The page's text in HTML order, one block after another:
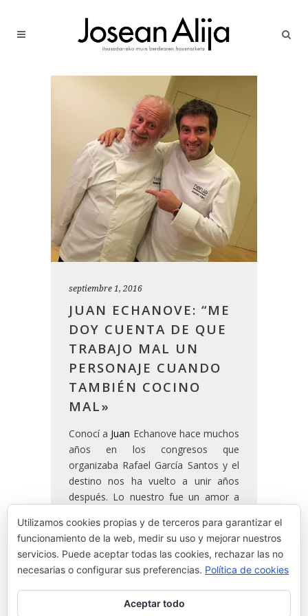
septiembre 1, 2016
JUAN ECHANOVE: “ME
DOY CUENTA DE QUE
TRABAJO MAL UN
PERSONAJE CUANDO
TAMBIÉN COCINO
MAL»
Conocí a Juan Echanove hace muchos
años en los congresos que
organizaba Rafael García Santos y el
destino nos ha vuelto a unir años
después. Lo nuestro fue un amor a
que más conexión hemos tenido ha
sido enNerua. Es un cara a cara: él y
mi cocina.
READ MORE
Utilizamos cookies propias y de terceros para garantizar el
funcionamiento de la web, medir su uso y mejorar nuestros
servicios. Puede aceptar todas las cookies, rechazar las no
necesarias o configurar sus preferencias. Política de cookies
Aceptar todo